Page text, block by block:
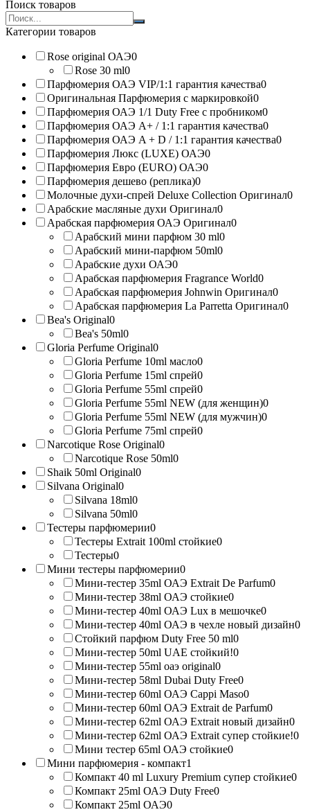
Поиск товаров
Search
products:
Категории товаров
Rose original ОАЭ0
Rose 30 ml0
Парфюмерия ОАЭ VIP/1:1 гарантия качества0
Оригинальная Парфюмерия с маркировкой0
Парфюмерия ОАЭ 1/1 Duty Free с пробником0
Парфюмерия ОАЭ A+ / 1:1 гарантия качества0
Парфюмерия ОАЭ A + D / 1:1 гарантия качества0
Парфюмерия Люкс (LUXE) ОАЭ0
Парфюмерия Евро (EURO) ОАЭ0
Парфюмерия дешево (реплика)0
Молочные духи-спрей Deluxe Collection Оригинал0
Арабские масляные духи Оригинал0
Арабская парфюмерия ОАЭ Оригинал0
Арабский мини парфюм 30 ml0
Арабский мини-парфюм 50ml0
Арабские духи ОАЭ0
Арабская парфюмерия Fragrance World0
Арабская парфюмерия Johnwin Оригинал0
Арабская парфюмерия La Parretta Оригинал0
Bea's Original0
Bea's 50ml0
Gloria Perfume Original0
Gloria Perfume 10ml масло0
Gloria Perfume 15ml спрей0
Gloria Perfume 55ml спрей0
Gloria Perfume 55ml NEW (для женщин)0
Gloria Perfume 55ml NEW (для мужчин)0
Gloria Perfume 75ml спрей0
Narcotique Rose Original0
Narcotique Rose 50ml0
Shaik 50ml Original0
Silvana Original0
Silvana 18ml0
Silvana 50ml0
Тестеры парфюмерии0
Тестеры Extrait 100ml стойкие0
Тестеры0
Мини тестеры парфюмерии0
Мини-тестер 35ml ОАЭ Extrait De Parfum0
Мини-тестер 38ml ОАЭ стойкие0
Мини-тестер 40ml ОАЭ Lux в мешочке0
Мини-тестер 40ml ОАЭ в чехле новый дизайн0
Стойкий парфюм Duty Free 50 ml0
Мини-тестер 50ml UAE стойкий!0
Мини-тестер 55ml оаэ original0
Мини-тестер 58ml Dubai Duty Free0
Мини-тестер 60ml ОАЭ Cappi Maso0
Мини-тестер 60ml ОАЭ Extrait de Parfum0
Мини-тестер 62ml ОАЭ Extrait новый дизайн0
Мини-тестер 62ml ОАЭ Extrait супер стойкие!0
Мини тестер 65ml ОАЭ стойкие0
Мини парфюмерия - компакт1
Компакт 40 ml Luxury Premium супер стойкие0
Компакт 25ml ОАЭ Duty Free0
Компакт 25ml ОАЭ0